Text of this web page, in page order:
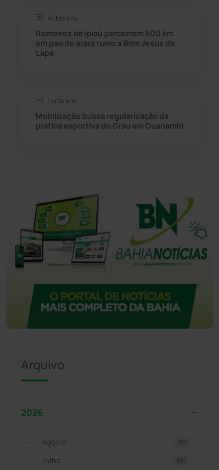
Sudoeste Baiano (1530)
Tecnologia
Rúbia em:
Romeiros de Ipiaú percorrem 600 km
em pau de arara rumo a Bom Jesus da
Lapa
Lúcia em:
Mobilização busca regularização da
prática esportiva do Grau em Guanambi
Arquivo
2026
Agosto 180
Julho 695